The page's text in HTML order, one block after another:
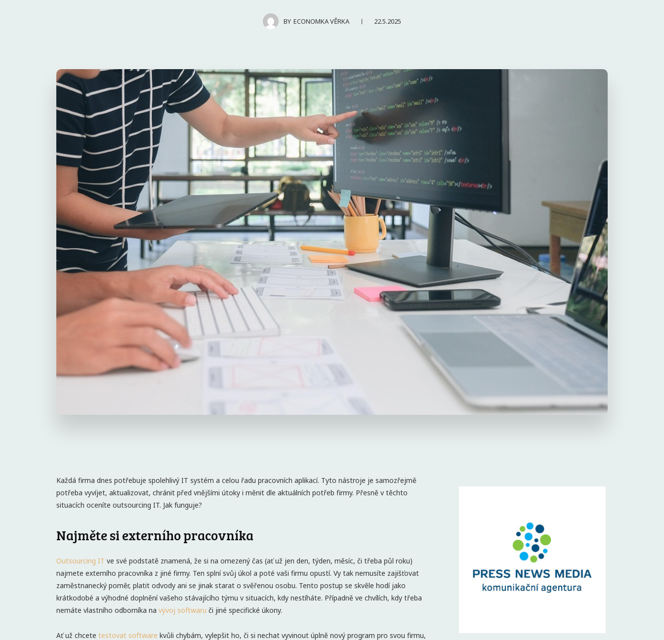
BY ECONOMKA VĚRKA 22.5.2025
Každá firma dnes potřebuje spolehlivý IT systém a celou řadu pracovních aplikací. Tyto nástroje je samozřejmě
potřeba vyvíjet, aktualizovat, chránit před vnějšími útoky i měnit dle aktuálních potřeb firmy. Přesně v těchto
situacích oceníte outsourcing IT. Jak funguje?
Najměte si externího pracovníka
Outsourcing IT ve své podstatě znamená, že si na omezený čas (ať už jen den, týden, měsíc, či třeba půl roku)
najmete externího pracovníka z jiné firmy. Ten splní svůj úkol a poté vaši firmu opustí. Vy tak nemusíte zajišťovat
zaměstnanecký poměr, platit odvody ani se jinak starat o svěřenou osobu. Tento postup se skvěle hodí jako
krátkodobé a výhodné doplnění vašeho stávajícího týmu v situacích, kdy nestíháte. Případně ve chvílích, kdy třeba
nemáte vlastního odborníka na vývoj softwaru či jiné specifické úkony.
Ať už chcete testovat software kvůli chybám, vylepšit ho, či si nechat vyvinout úplně nový program pro svou firmu,